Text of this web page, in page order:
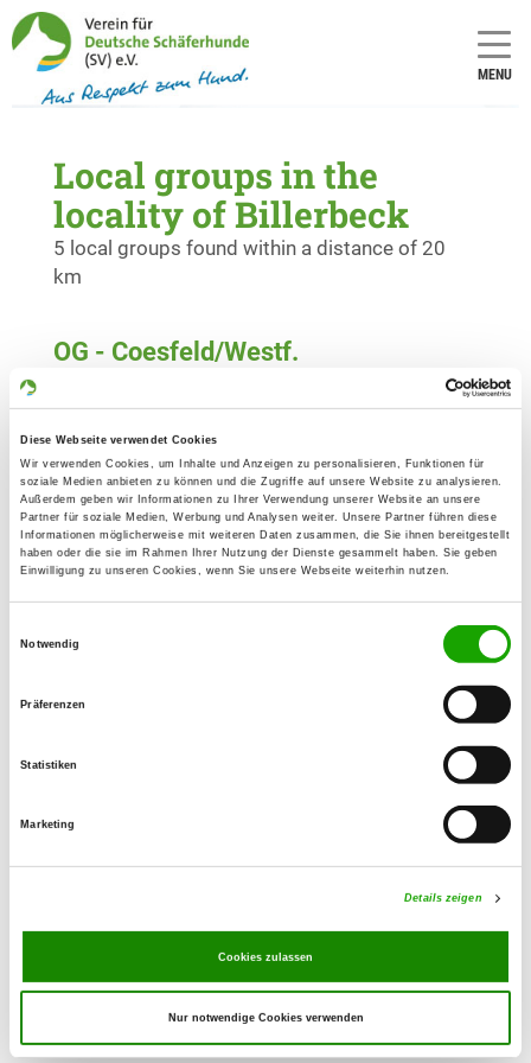
Diese Webseite verwendet Cookies
Wir verwenden Cookies, um Inhalte und Anzeigen zu personalisieren, Funktionen für
soziale Medien anbieten zu können und die Zugriffe auf unsere Website zu analysieren.
Außerdem geben wir Informationen zu Ihrer Verwendung unserer Website an unsere
Partner für soziale Medien, Werbung und Analysen weiter. Unsere Partner führen diese
Informationen möglicherweise mit weiteren Daten zusammen, die Sie ihnen bereitgestellt
haben oder die sie im Rahmen Ihrer Nutzung der Dienste gesammelt haben. Sie geben
Einwilligung zu unseren Cookies, wenn Sie unsere Webseite weiterhin nutzen.
Notwendig
Präferenzen
Statistiken
Marketing
Details zeigen
Cookies zulassen
Nur notwendige Cookies verwenden
MENU
Local groups in the
locality of Billerbeck
5 local groups found within a distance of 20
km
OG - Coesfeld/Westf.
Details
48653 Coesfeld
OG - Dülmen
Details
Haltener Str. 178
48249 Dülmen
Details
Katharinenland
OG - Rorup e.V.
Details